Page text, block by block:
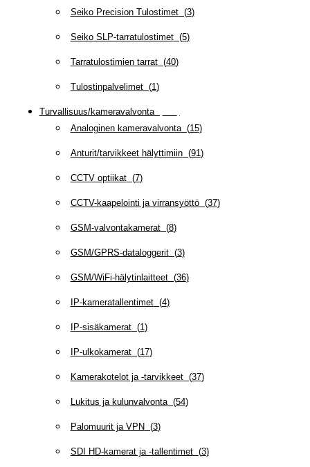
Seiko Precision Tulostimet(3)
Seiko SLP-tarratulostimet(5)
Tarratulostimien tarrat(40)
Tulostinpalvelimet(1 )
Turvallisuus/kameravalvonta(
Analoginen kameravalvonta(15)
Anturit/tarvikkeet hälyttimiin(91 )
CCTV optiikat(7)
CCTV-kaapelointi ja virransyöttö(37)
GSM-valvontakamerat(8)
GSM/GPRS-dataloggerit(3)
GSM/WiFi-hälytinlaitteet(36)
IP-kameratallentimet(4)
IP-sisäkamerat(1 )
IP-ulkokamerat(17)
Kamerakotelot ja -tarvikkeet(37)
Lukitus ja kulunvalvonta(54)
Palomuurit ja VPN (3)
SDI HD-kamerat ja -tallentimet(3)